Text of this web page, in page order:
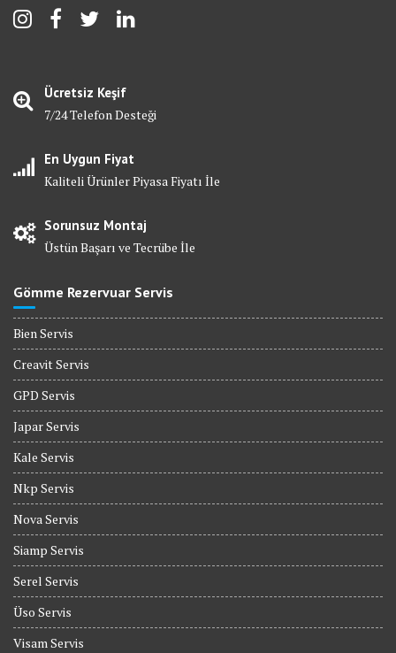
Ücretsiz Keşif
7/24 Telefon Desteği
En Uygun Fiyat
Kaliteli Ürünler Piyasa Fiyatı İle
Sorunsuz Montaj
Üstün Başarı ve Tecrübe İle
Gömme Rezervuar Servis
Bien Servis
Creavit Servis
GPD Servis
Japar Servis
Kale Servis
Nkp Servis
Nova Servis
Siamp Servis
Serel Servis
Üso Servis
Visam Servis